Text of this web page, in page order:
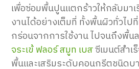
เพื่อซ่อมพื้นปูนแตกร้าวให้กลับมา
งานได้อย่างเต็มที่ ทั้งพื้นผิวทั่วไป
กร่อนจากการใช้งาน ไปจนถึงพื้น
จระเข้ ฟลอร์ สมูท เบสซีเมนต์สำ
พื้นและเสริมระดับคอนกรีตชนิดบ